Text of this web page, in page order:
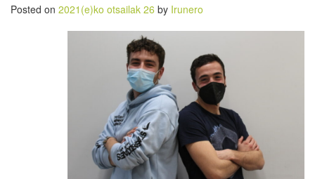
Posted on 2021(e)ko otsailak 26 by Irunero